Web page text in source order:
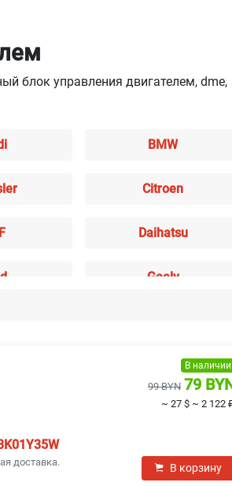
блок управления двигателем, dme,
BMW
Citroen
Daihatsu
Geely
MAN
Nissan
доставка.
В наличии
99 BYN 79
~ 27 $ ~ 2 122
В корзину